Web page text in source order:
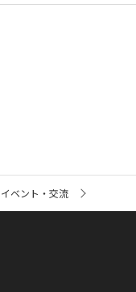
イベント・交流